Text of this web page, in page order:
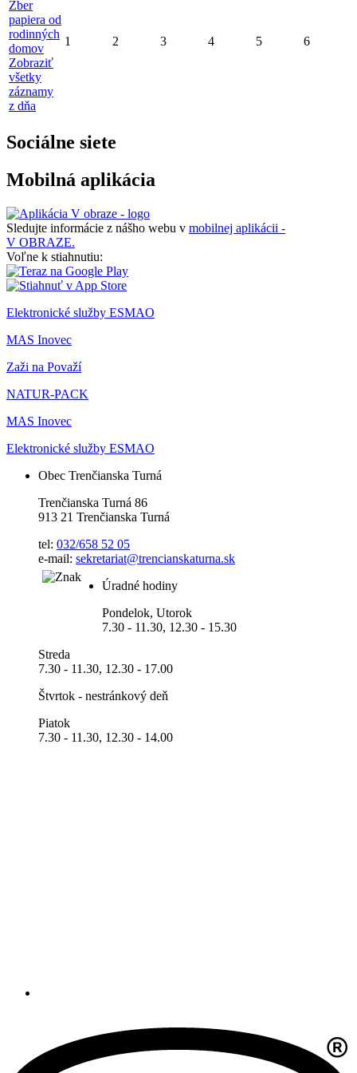
Zber
papiera od
rodinných
domov
Zobraziť
všetky
záznamy
z dňa
1 2 3 4 5 6
Sociálne siete
Mobilná aplikácia
Sledujte informácie z nášho webu v mobilnej aplikácii -
V OBRAZE.
Voľne k stiahnutiu:
Elektronické služby ESMAO
MAS Inovec
Zaži na Považí
NATUR-PACK
MAS Inovec
Elektronické služby ESMAO
Obec Trenčianska Turná
Trenčianska Turná 86
913 21 Trenčianska Turná
tel: 032/658 52 05
e-mail: sekretariat@trencianskaturna.sk
Úradné hodiny
Pondelok, Utorok
7.30 - 11.30, 12.30 - 15.30
Streda
7.30 - 11.30, 12.30 - 17.00
Štvrtok - nestránkový deň
Piatok
7.30 - 11.30, 12.30 - 14.00